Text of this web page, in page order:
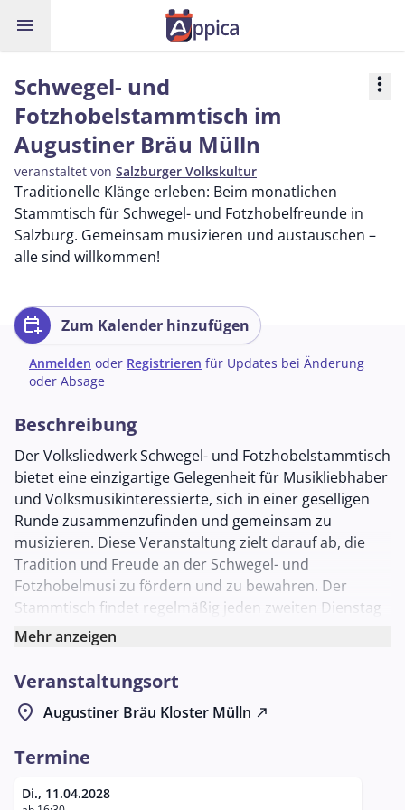
menu
Schwegel- und
Fotzhobelstammtisch im
Augustiner Bräu Mülln
veranstaltet von Salzburger Volkskultur
more_vert
Traditionelle Klänge erleben: Beim monatlichen
Stammtisch für Schwegel- und Fotzhobelfreunde in
Salzburg. Gemeinsam musizieren und austauschen –
alle sind willkommen!
calendar_add_on Zum Kalender hinzufügen
Anmelden oder Registrieren für Updates bei Änderung
oder Absage
Beschreibung
Der Volksliedwerk Schwegel- und Fotzhobelstammtisch
bietet eine einzigartige Gelegenheit für Musikliebhaber
und Volksmusikinteressierte, sich in einer geselligen
Runde zusammenzufinden und gemeinsam zu
musizieren. Diese Veranstaltung zielt darauf ab, die
Tradition und Freude an der Schwegel- und
Fotzhobelmusi zu fördern und zu bewahren. Der
Stammtisch findet regelmäßig jeden zweiten Dienstag
im Monat statt und lädt alle Interessierten ein, ihre
Instrumente mitzubringen und Teil dieser lebendigen
kulturellen Erfahrung zu werden.
Der Schwegel, eine Form der Querflöte, und der
Fotzhobel, auch bekannt als Mundharmonika, stehen
Die Teilnehmer haben die Möglichkeit, sowohl ihr
Können zu präsentieren als auch von anderen zu
Mehr anzeigen
Veranstaltungsort
location_on Augustiner Bräu Kloster Mülln north_east
Termine
Di., 11.04.2028